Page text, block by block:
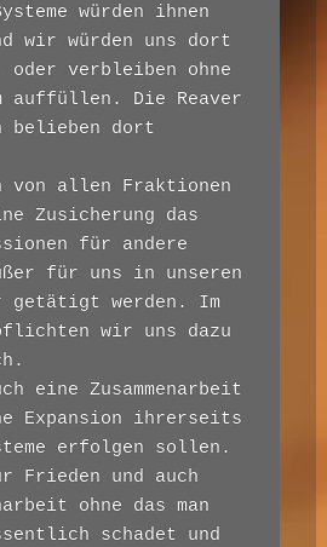
würden ihnen
wir würden uns dort
oder verbleiben ohne
auffüllen. Die Reaver
belieben dort
von allen Fraktionen
Zusicherung das
für andere
für uns in unseren
getätigt werden. Im
wir uns dazu
eine Zusammenarbeit
Expansion ihrerseits
erfolgen sollen.
Frieden und auch
ohne das man
schadet und